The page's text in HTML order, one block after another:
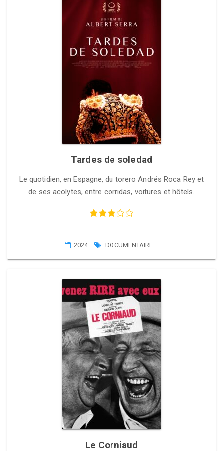
Tardes de soledad
Le quotidien, en Espagne, du torero Andrés Roca Rey et
de ses acolytes, entre corridas, voitures et hôtels.
2024 DOCUMENTAIRE
Le Corniaud